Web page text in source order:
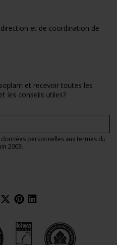
et de coordination de
et recevoir toutes les
les conseils utiles?
personnelles aux termes du
2003.